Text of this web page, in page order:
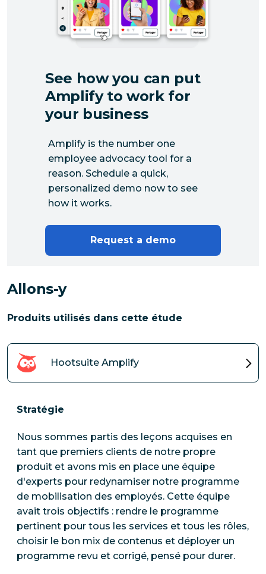
Allons-y
Produits utilisés dans cette étude
Hootsuite Amplify
Stratégie
Nous sommes partis des leçons acquises en
tant que premiers clients de notre propre
produit et avons mis en place une équipe
d'experts pour redynamiser notre programme
de mobilisation des employés. Cette équipe
avait trois objectifs : rendre le programme
pertinent pour tous les services et tous les rôles,
choisir le bon mix de contenus et déployer un
programme revu et corrigé, pensé pour durer.
See how you can put
Amplify to work for
your business
Amplify is the number one
employee advocacy tool for a
reason. Schedule a quick,
personalized demo now to see
how it works.
Request a demo